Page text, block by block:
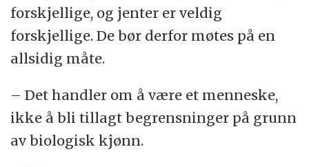
forskjellige, og jenter er veldig
forskjellige. De bør derfor møtes på en
allsidig måte.
– Det handler om å være et menneske,
ikke å bli tillagt begrensninger på grunn
av biologisk kjønn.